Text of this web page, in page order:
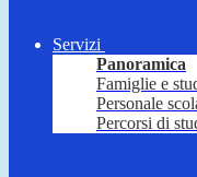
Servizi
Panoramica
Famiglie e
Personale
Percorsi di